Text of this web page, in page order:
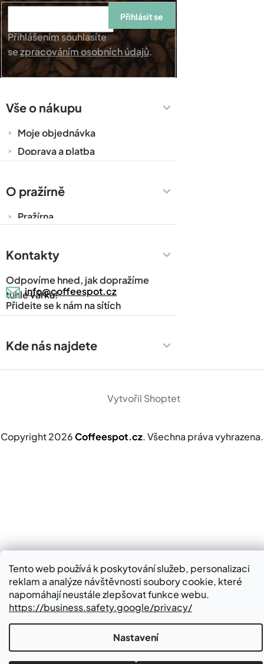
Tento web používá k poskytování služeb, personalizaci
reklam a analýze návštěvnosti soubory cookie, které
napomáhají neustále zlepšovat funkce webu.
https://business.safety.google/privacy/
Nastavení
Přihlášením souhlasíte
sezpracováním osobních údajů.
Přihlásit se
Vše o nákupu
Moje objednávka
Doprava a platba
Zakázková výroba
Ochrana osobních údajů
O pražírně
Pražírna
Prodejny
Kávový slovník
Napsali o nás
Kontakty
Kontakty
Odpovíme hned, jak dopražíme
tuhle várku!
info@coffeespot.cz
Přidejte se k nám na sítích
Kde nás najdete
Pražírna kávy v Babicích
687 33 (Zlínský kraj)
Vytvořil Shoptet
Copyright 2026Coffeespot.cz. Všechna práva vyhrazena.